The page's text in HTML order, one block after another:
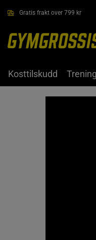
Gratis frakt over 799 kr
Kosttilskudd